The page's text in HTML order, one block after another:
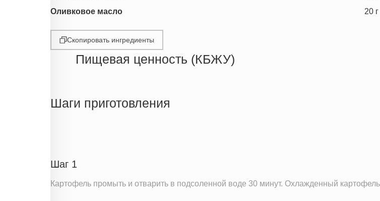
Оливковое масло
20 г
Скопировать ингредиенты
Пищевая ценность (КБЖУ)
Белки
Шаги приготовления
Шаг 1
Картофель промыть и отварить в подсоленной воде 30 минут. Охлажденный картофель